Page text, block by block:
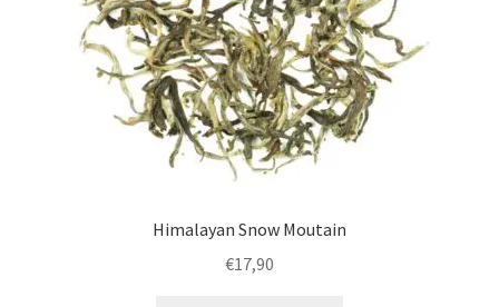
Himalayan Snow Moutain
€17,90